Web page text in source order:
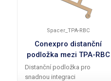
Spacer_TPA-RBC
Conexpro distanční
podložka mezi TPA-RBC
a MikroTik L11UG-5HaxD
Distanční podložka pro
snadnou integraci